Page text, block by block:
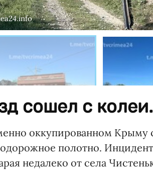
сошел с колеи.
оккупированном Крыму
полотно.
недалеко от села